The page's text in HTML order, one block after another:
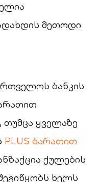
მეთოდი
ბანკის
ყველაზე
PLUS ბარათით
ქულების
ხელს